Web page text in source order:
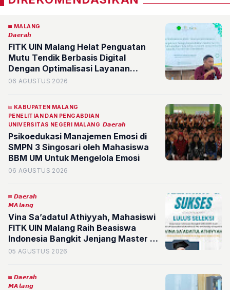
MALANG
𝘿𝙖𝙚𝙧𝙖𝙝
FITK UIN Malang Helat Penguatan
Mutu Tendik Berbasis Digital
Dengan Optimalisasi Layanan
Administrasi
06 AGUSTUS 2026
KABUPATEN MALANG
PENELITIAN DAN PENGABDIAN
UNIVERSITAS NEGERI MALANG 𝘿𝙖𝙚𝙧𝙖𝙝
Psikoedukasi Manajemen Emosi di
SMPN 3 Singosari oleh Mahasiswa
BBM UM Untuk Mengelola Emosi
06 AGUSTUS 2026
𝘿𝙖𝙚𝙧𝙖𝙝
𝙈𝘼𝙡𝙖𝙣𝙜
Vina Sa’adatul Athiyyah, Mahasiswi
FITK UIN Malang Raih Beasiswa
Indonesia Bangkit Jenjang Master of
Educational Studies di The
05 AGUSTUS 2026
𝘿𝙖𝙚𝙧𝙖𝙝
𝙈𝘼𝙡𝙖𝙣𝙜